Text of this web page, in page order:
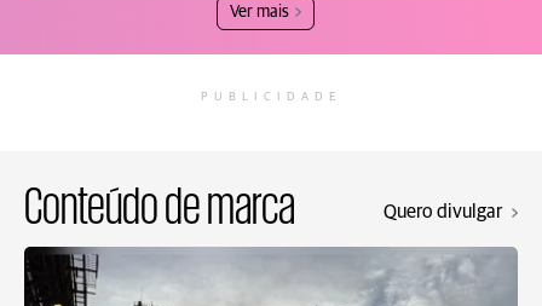
Ver mais
PUBLICIDADE
Conteúdo de marca Quero divulgar